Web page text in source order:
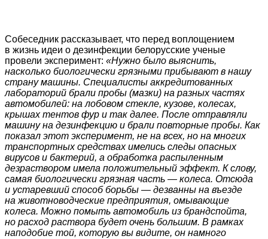
Собеседник рассказывает, что перед воплощением
в жизнь идеи о дезинфекции белорусские ученые
провели эксперимент: «Нужно было выяснить,
насколько биологически грязными прибывают в нашу
страну машины. Специалисты аккредитованных
лабораторий брали пробы (мазки) на разных частях
автомобилей: на лобовом стекле, кузове, колесах,
крышах тентов фур и так далее. После отправляли
машину на дезинфекцию и брали повторные пробы. Как
показал этот эксперимент, не на всех, но на многих
транспортных средствах имелись следы опасных
вирусов и бактерий, а обработка распыленным
дезраствором имела положительный эффект. К слову,
самая биологически грязная часть — колеса. Отсюда
и устаревший способ борьбы — дезванны на въезде
на животноводческие предприятия, омывающие
колеса. Можно помыть автомобиль из брандспойта,
но расход раствора будет очень большим. В рамках
наподобие той, которую вы видите, он намного